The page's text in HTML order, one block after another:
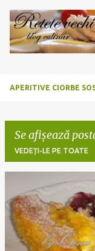
APERITIVE CIORBE
Se afișează
VEDEȚI-LE PE TOATE
o